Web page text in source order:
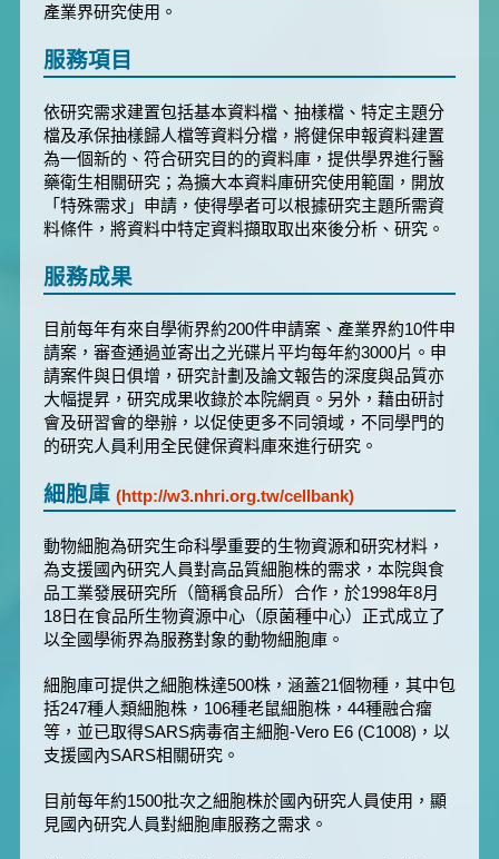
產業界研究使用。
服務項目
依研究需求建置包括基本資料檔、抽樣檔、特定主題分
檔及承保抽樣歸人檔等資料分檔，將健保申報資料建置
為一個新的、符合研究目的的資料庫，提供學界進行醫
藥衛生相關研究；為擴大本資料庫研究使用範圍，開放
「特殊需求」申請，使得學者可以根據研究主題所需資
料條件，將資料中特定資料擷取取出來後分析、研究。
服務成果
目前每年有來自學術界約200件申請案、產業界約10件申
請案，審查通過並寄出之光碟片平均每年約3000片。申
請案件與日俱增，研究計劃及論文報告的深度與品質亦
大幅提昇，研究成果收錄於本院網頁。另外，藉由研討
會及研習會的舉辦，以促使更多不同領域，不同學門的
的研究人員利用全民健保資料庫來進行研究。
細胞庫 (http://w3.nhri.org.tw/cellbank)
動物細胞為研究生命科學重要的生物資源和研究材料，
為支援國內研究人員對高品質細胞株的需求，本院與食
品工業發展研究所（簡稱食品所）合作，於1998年8月
18日在食品所生物資源中心（原菌種中心）正式成立了
以全國學術界為服務對象的動物細胞庫。
細胞庫可提供之細胞株達500株，涵蓋21個物種，其中包
括247種人類細胞株，106種老鼠細胞株，44種融合瘤
等，並已取得SARS病毒宿主細胞-Vero E6 (C1008)，以
支援國內SARS相關研究。
目前每年約1500批次之細胞株於國內研究人員使用，顯
見國內研究人員對細胞庫服務之需求。